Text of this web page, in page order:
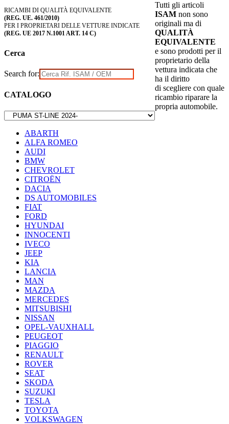
RICAMBI DI QUALITÀ EQUIVALENTE
(REG. UE. 461/2010)
PER I PROPRIETARI DELLE VETTURE INDICATE
(REG. UE 2017 N.1001 ART. 14 C)
Cerca
Search for:
CATALOGO
ABARTH
ALFA ROMEO
AUDI
BMW
CHEVROLET
CITROËN
DACIA
DS AUTOMOBILES
FIAT
FORD
HYUNDAI
INNOCENTI
IVECO
JEEP
KIA
LANCIA
MAN
MAZDA
MERCEDES
MITSUBISHI
NISSAN
OPEL-VAUXHALL
PEUGEOT
PIAGGIO
RENAULT
ROVER
SEAT
SKODA
SUZUKI
TESLA
TOYOTA
VOLKSWAGEN
Tutti gli articoli
ISAM non sono
originali ma di
QUALITÀ
EQUIVALENTE
e sono prodotti per il
proprietario della
vettura indicata che
ha il diritto
di scegliere con quale
ricambio riparare la
propria automobile.